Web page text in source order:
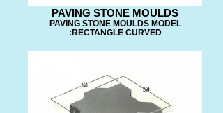
PAVING STONE MOULDS
PAVING STONE MOULDS MODEL
:RECTANGLE CURVED